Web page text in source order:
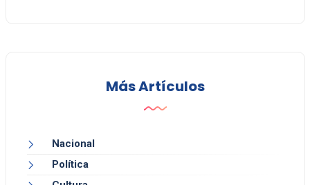
Más Artículos
Nacional
Política